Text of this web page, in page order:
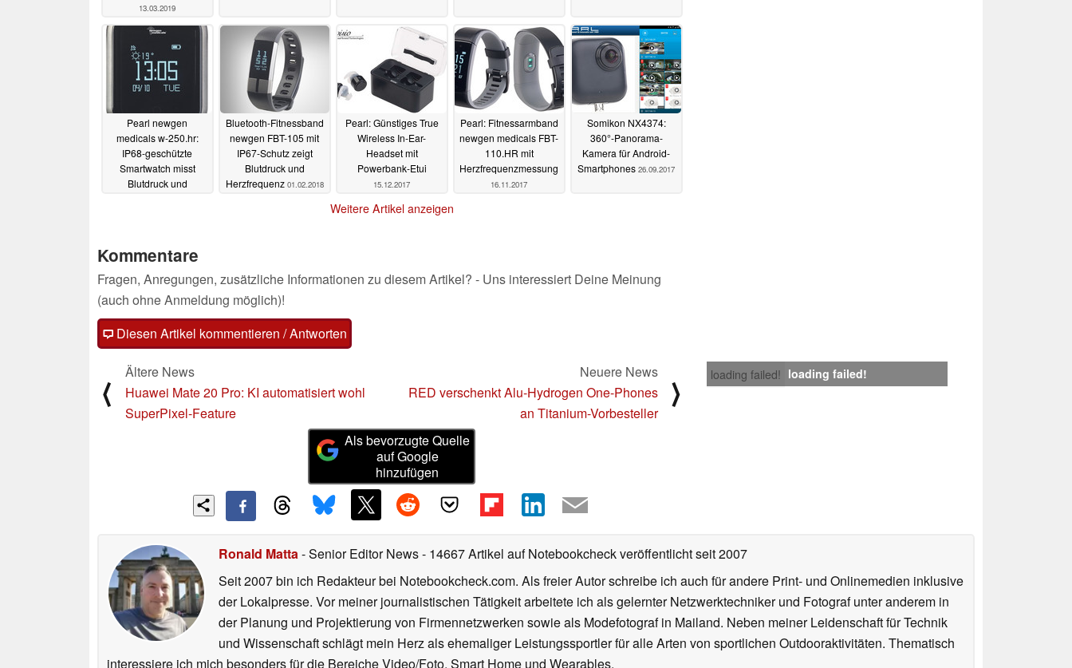
13.03.2019
Pearl newgen
medicals w-250.hr:
IP68-geschützte
Smartwatch misst
Blutdruck und
Bluetooth-Fitnessband
newgen FBT-105 mit
IP67-Schutz zeigt
Blutdruck und
Herzfrequenz 01.02.2018
Pearl: Günstiges True
Wireless In-Ear-
Headset mit
Powerbank-Etui
15.12.2017
Pearl: Fitnessarmband
newgen medicals FBT-
110.HR mit
Herzfrequenzmessung
16.11.2017
Somikon NX4374:
360°-Panorama-
Kamera für Android-
Smartphones 26.09.2017
Weitere Artikel anzeigen
Kommentare
Fragen, Anregungen, zusätzliche Informationen zu diesem Artikel? - Uns interessiert Deine Meinung
(auch ohne Anmeldung möglich)!
Diesen Artikel kommentieren / Antworten
loading failed! loading failed!
⟨
Ältere News
Huawei Mate 20 Pro: KI automatisiert wohl
SuperPixel-Feature
Neuere News
RED verschenkt Alu-Hydrogen One-Phones
an Titanium-Vorbesteller
⟩
Als bevorzugte Quelle
auf Google
hinzufügen
Ronald Matta- Senior Editor News- 14667 Artikel auf Notebookcheck veröffentlichtseit 2007
Seit 2007 bin ich Redakteur bei Notebookcheck.com. Als freier Autor schreibe ich auch für andere Print- und Onlinemedien inklusive
der Lokalpresse. Vor meiner journalistischen Tätigkeit arbeitete ich als gelernter Netzwerktechniker und Fotograf unter anderem in
der Planung und Projektierung von Firmennetzwerken sowie als Modefotograf in Mailand. Neben meiner Leidenschaft für Technik
und Wissenschaft schlägt mein Herz als ehemaliger Leistungssportler für alle Arten von sportlichen Outdooraktivitäten. Thematisch
interessiere ich mich besonders für die Bereiche Video/Foto, Smart Home und Wearables.